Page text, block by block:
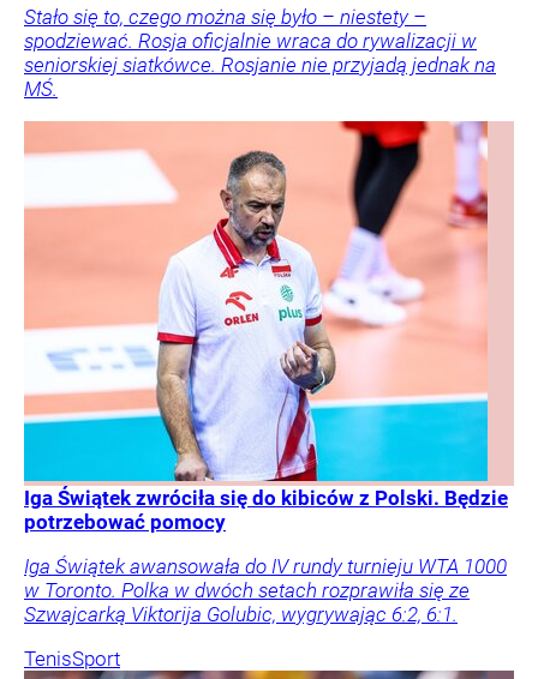
Stało się to, czego można się było – niestety –
spodziewać. Rosja oficjalnie wraca do rywalizacji w
seniorskiej siatkówce. Rosjanie nie przyjadą jednak na
MŚ.
Iga Świątek zwróciła się do kibiców z Polski. Będzie
potrzebować pomocy
Iga Świątek awansowała do IV rundy turnieju WTA 1000
w Toronto. Polka w dwóch setach rozprawiła się ze
Szwajcarką Viktorija Golubic, wygrywając 6:2, 6:1.
TenisSport